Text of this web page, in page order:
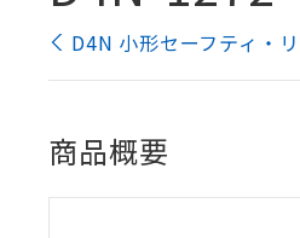
D4N 小形セーフティ・
商品概要